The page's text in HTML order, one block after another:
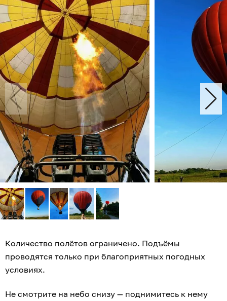
Количество полётов ограничено. Подъёмы
проводятся только при благоприятных погодных
условиях.
Не смотрите на небо снизу — поднимитесь к нему